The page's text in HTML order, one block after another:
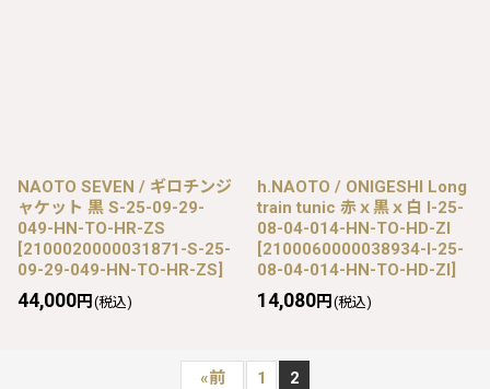
NAOTO SEVEN / ギロチンジ
ャケット 黒 S-25-09-29-
049-HN-TO-HR-ZS
[2100020000031871-S-25-
09-29-049-HN-TO-HR-ZS]
44,000円 (税込)
h.NAOTO / ONIGESHI Long
train tunic 赤ｘ黒ｘ白 I-25-
08-04-014-HN-TO-HD-ZI
[2100060000038934-I-25-
08-04-014-HN-TO-HD-ZI]
14,080円 (税込)
«前 1 2